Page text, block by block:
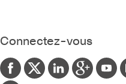
Connectez-vous